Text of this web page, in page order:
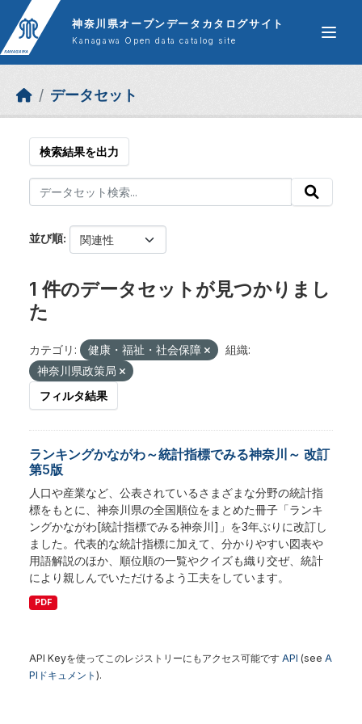
Skip to main content
神奈川県オープンデータカタログサイト
Kanagawa Open data catalog site
データセット
検索結果を出力
並び順
1 件のデータセットが見つかりまし
た
カテゴリ: 健康・福祉・社会保障
組織:
神奈川県政策局
フィルタ結果
ランキングかながわ～統計指標でみる神奈川～ 改訂
第5版
人口や産業など、公表されているさまざまな分野の統計指
標をもとに、神奈川県の全国順位をまとめた冊子「ランキ
ングかながわ[統計指標でみる神奈川]」を3年ぶりに改訂し
ました。代表的な統計指標に加えて、分かりやすい図表や
用語解説のほか、順位順の一覧やクイズも織り交ぜ、統計
により親しんでいただけるよう工夫をしています。
PDF
API Keyを使ってこのレジストリーにもアクセス可能です API (see A
PIドキュメント ).